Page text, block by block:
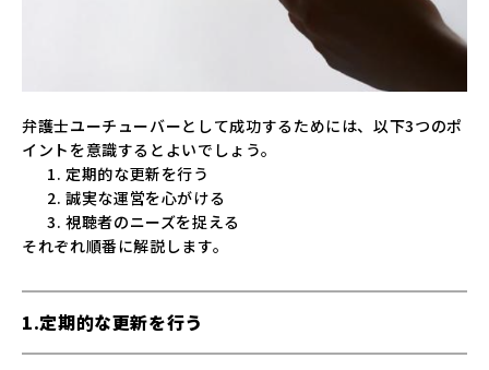
弁護士ユーチューバーとして成功するためには、以下3つのポ
イントを意識するとよいでしょう。
定期的な更新を行う
誠実な運営を心がける
視聴者のニーズを捉える
それぞれ順番に解説します。
1.定期的な更新を行う